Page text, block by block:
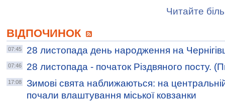
Читайте
ВІДПОЧИНОК
07:45 28 листопада день народження на
07:46 28 листопада - початок Різдвяного посту.
17:08
Зимові свята наближаються: на
почали влаштування міської ковзанки